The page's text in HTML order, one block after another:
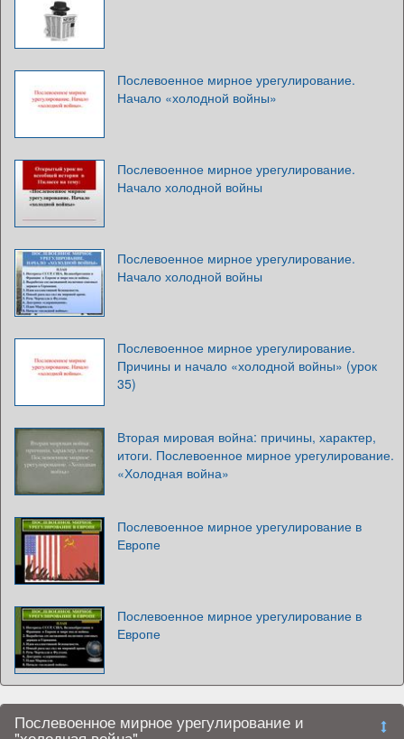
Послевоенное мирное урегулирование.
Начало «холодной войны»
Послевоенное мирное урегулирование.
Начало холодной войны
Послевоенное мирное урегулирование.
Начало холодной войны
Послевоенное мирное урегулирование.
Причины и начало «холодной войны» (урок
35)
Вторая мировая война: причины, характер,
итоги. Послевоенное мирное урегулирование.
«Холодная война»
Послевоенное мирное урегулирование в
Европе
Послевоенное мирное урегулирование в
Европе
Послевоенное мирное урегулирование и